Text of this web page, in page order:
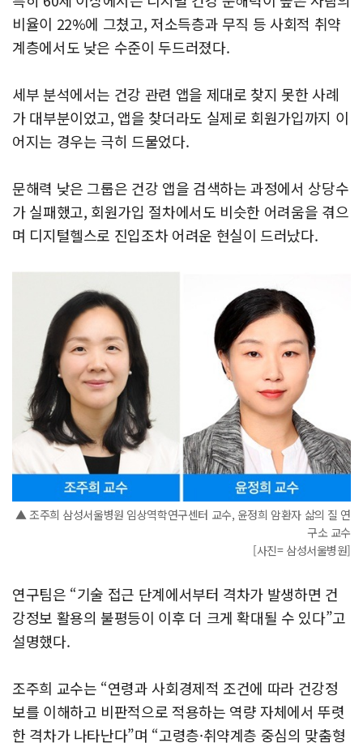
비율이 22%에 그쳤고, 저소득층과 무직 등 사회적 취약
계층에서도 낮은 수준이 두드러졌다.
세부 분석에서는 건강 관련 앱을 제대로 찾지 못한 사례
가 대부분이었고, 앱을 찾더라도 실제로 회원가입까지 이
어지는 경우는 극히 드물었다.
문해력 낮은 그룹은 건강 앱을 검색하는 과정에서 상당수
가 실패했고, 회원가입 절차에서도 비슷한 어려움을 겪으
며 디지털헬스로 진입조차 어려운 현실이 드러났다.
▲ 조주희 삼성서울병원 임상역학연구센터 교수, 윤정희 암환자 삶의 질 연
구소 교수
[사진= 삼성서울병원]
연구팀은 “기술 접근 단계에서부터 격차가 발생하면 건
강정보 활용의 불평등이 이후 더 크게 확대될 수 있다”고
설명했다.
조주희 교수는 “연령과 사회경제적 조건에 따라 건강정
보를 이해하고 비판적으로 적용하는 역량 자체에서 뚜렷
한 격차가 나타난다”며 “고령층·취약계층 중심의 맞춤형